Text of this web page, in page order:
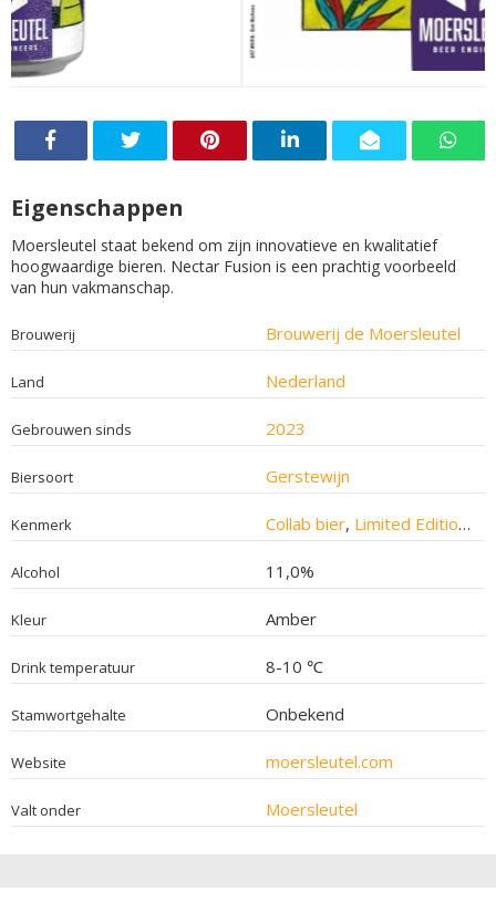
Eigenschappen
Moersleutel staat bekend om zijn innovatieve en kwalitatief
hoogwaardige bieren. Nectar Fusion is een prachtig voorbeeld
van hun vakmanschap.
Brouwerij Brouwerij de Moersleutel
Land Nederland
Gebrouwen sinds 2023
Biersoort Gerstewijn
Kenmerk Collab bier, Limited Edition bier
Alcohol 11,0%
Kleur Amber
Drink temperatuur 8-10 ℃
Stamwortgehalte Onbekend
Website moersleutel.com
Valt onder Moersleutel